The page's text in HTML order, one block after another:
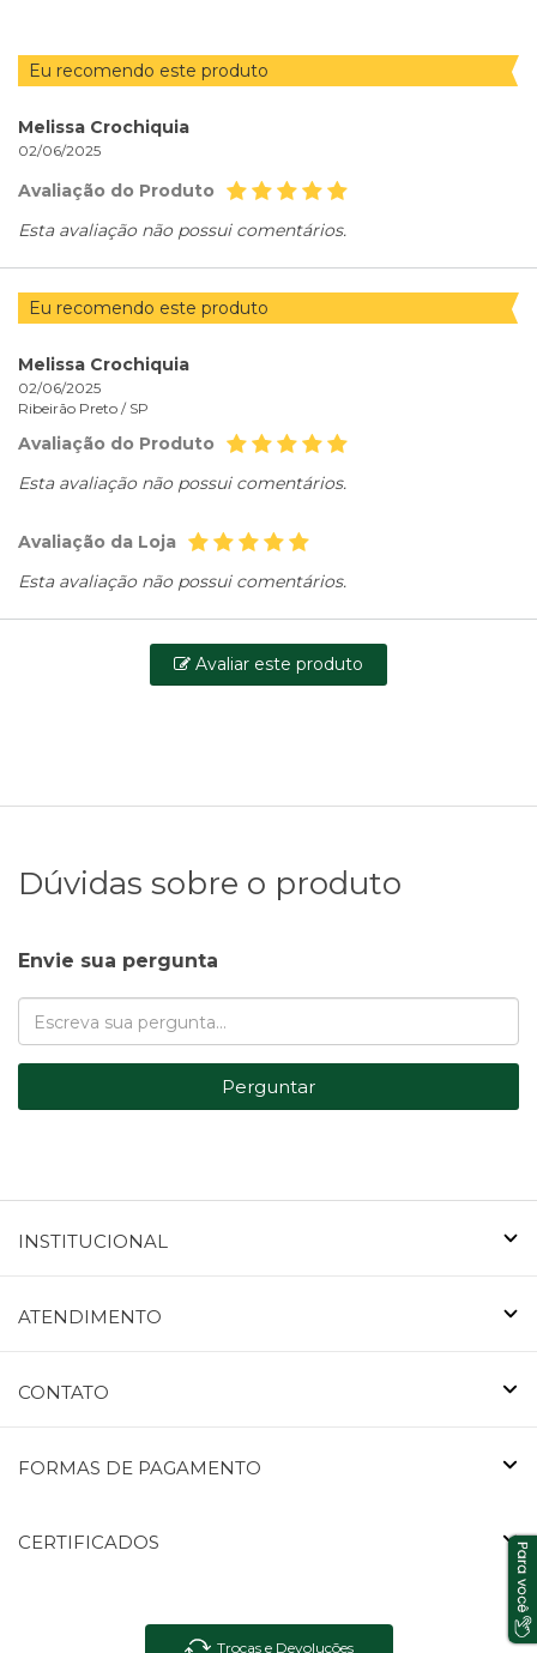
Eu recomendo este produto
Melissa Crochiquia
02/06/2025
Avaliação do Produto
Esta avaliação não possui comentários.
Eu recomendo este produto
Melissa Crochiquia
02/06/2025
Ribeirão Preto / SP
Avaliação do Produto
Esta avaliação não possui comentários.
Avaliação da Loja
Esta avaliação não possui comentários.
Avaliar este produto
Dúvidas sobre o produto
Envie sua pergunta
Perguntar
INSTITUCIONAL
ATENDIMENTO
CONTATO
FORMAS DE PAGAMENTO
CERTIFICADOS
Trocas e Devoluções